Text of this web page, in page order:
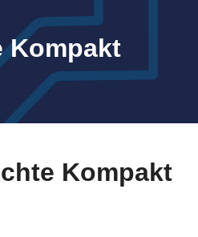
Kompakt
Kompakt